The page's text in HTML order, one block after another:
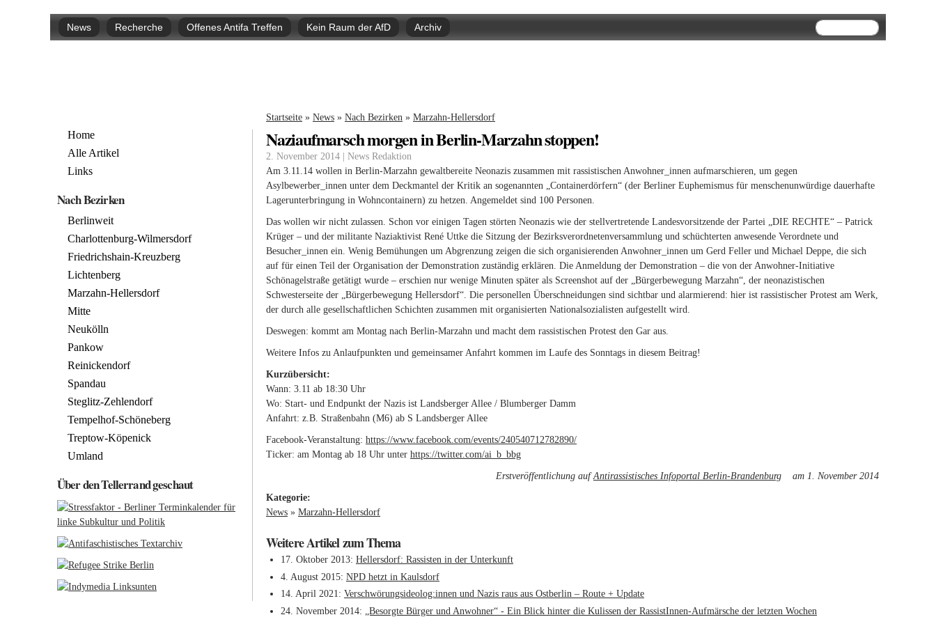
zum
Inhalt
Hauptmenü
News Recherche Offenes Antifa Treffen Kein Raum der AfD Archiv Suchformular
Suche
Sie sind hier
Startseite » News » Nach Bezirken » Marzahn-Hellersdorf
Home
Alle Artikel
Links
Nach Bezirken
Berlinweit
Charlottenburg-Wilmersdorf
Friedrichshain-Kreuzberg
Lichtenberg
Marzahn-Hellersdorf
Mitte
Neukölln
Pankow
Reinickendorf
Spandau
Steglitz-Zehlendorf
Tempelhof-Schöneberg
Treptow-Köpenick
Umland
Über den Tellerrand geschaut
Naziaufmarsch morgen in Berlin-Marzahn stoppen!
2. November 2014 | News Redaktion
Am 3.11.14 wollen in Berlin-Marzahn gewaltbereite Neonazis zusammen mit rassistischen Anwohner_innen aufmarschieren, um gegen
Asylbewerber_innen unter dem Deckmantel der Kritik an sogenannten „Containerdörfern“ (der Berliner Euphemismus für menschenunwürdige dauerhafte
Lagerunterbringung in Wohncontainern) zu hetzen. Angemeldet sind 100 Personen.
Das wollen wir nicht zulassen. Schon vor einigen Tagen störten Neonazis wie der stellvertretende Landesvorsitzende der Partei „DIE RECHTE“ – Patrick
Krüger – und der militante Naziaktivist René Uttke die Sitzung der Bezirksverordnetenversammlung und schüchterten anwesende Verordnete und
Besucher_innen ein. Wenig Bemühungen um Abgrenzung zeigen die sich organisierenden Anwohner_innen um Gerd Feller und Michael Deppe, die sich
auf für einen Teil der Organisation der Demonstration zuständig erklären. Die Anmeldung der Demonstration – die von der Anwohner-Initiative
Schönagelstraße getätigt wurde – erschien nur wenige Minuten später als Screenshot auf der „Bürgerbewegung Marzahn“, der neonazistischen
Schwesterseite der „Bürgerbewegung Hellersdorf“. Die personellen Überschneidungen sind sichtbar und alarmierend: hier ist rassistischer Protest am Werk,
der durch alle gesellschaftlichen Schichten zusammen mit organisierten Nationalsozialisten aufgestellt wird.
Deswegen: kommt am Montag nach Berlin-Marzahn und macht dem rassistischen Protest den Gar aus.
Weitere Infos zu Anlaufpunkten und gemeinsamer Anfahrt kommen im Laufe des Sonntags in diesem Beitrag!
Kurzübersicht:
Wann: 3.11 ab 18:30 Uhr
Wo: Start- und Endpunkt der Nazis ist Landsberger Allee / Blumberger Damm
Anfahrt: z.B. Straßenbahn (M6) ab S Landsberger Allee
Facebook-Veranstaltung: https://www.facebook.com/events/240540712782890/
Ticker: am Montag ab 18 Uhr unter https://twitter.com/ai_b_bbg
Erstveröffentlichung aufAntirassistisches Infoportal Berlin-Brandenburg (link is external)
am 1. November 2014
Kategorie:
News » Marzahn-Hellersdorf
Weitere Artikel zum Thema
17. Oktober 2013 Hellersdorf: Rassisten in der Unterkunft
4. August 2015 NPD hetzt in Kaulsdorf
14. April 2021 Verschwörungsideolog:innen und Nazis raus aus Ostberlin – Route + Update
24. November 2014
„Besorgte Bürger und Anwohner“ - Ein Blick hinter die Kulissen der RassistInnen-Aufmärsche der letzten Wochen